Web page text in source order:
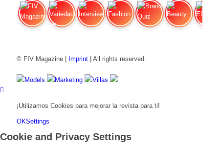
© FIV Magazine | Imprint| All rights reserved.
Models Marketing Villas
¡Utilizamos Cookies para mejorar la revista para ti!
OKSettings
Cookie and Privacy Settings